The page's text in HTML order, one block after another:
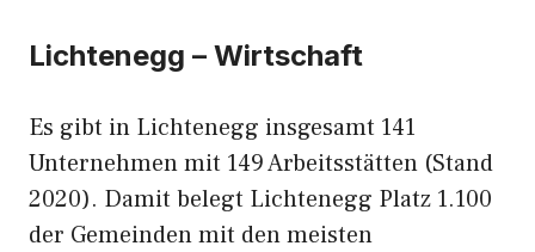
Lichtenegg – Wirtschaft
Es gibt in Lichtenegg insgesamt 141
Unternehmen mit 149 Arbeitsstätten (Stand
2020). Damit belegt Lichtenegg Platz 1.100
der Gemeinden mit den meisten